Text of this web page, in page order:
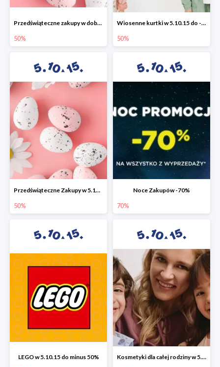
Przedświąteczne zakupy w dobrym stylu -50%
50%
Wiosenne kurtki w 5.10.15 do -50%
50%
Przedświąteczne Zakupy w 5.10.15 do -50%
50%
Noce Zakupów -70%
70%
LEGO w 5.10.15 do minus 50% Kosmetyki dla całej rodziny w 5.10.15 do -25%